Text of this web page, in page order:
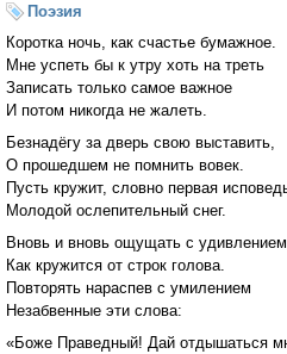
Поэзия
Коротка ночь, как счастье бумажное.
Мне успеть бы к утру хоть на треть
Записать только самое важное
И потом никогда не жалеть.
Безнадёгу за дверь свою выставить,
О прошедшем не помнить вовек.
Пусть кружит, словно первая
Молодой ослепительный снег.
Вновь и вновь ощущать с удивлением,
Как кружится от строк голова.
Повторять нараспев с умилением
Незабвенные эти слова:
«Боже Праведный! Дай отдышаться